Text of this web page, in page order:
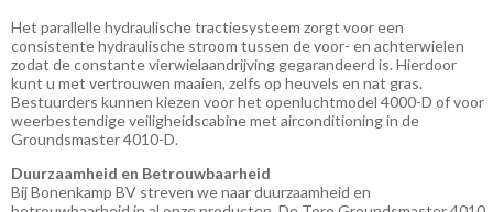
Het parallelle hydraulische tractiesysteem zorgt voor een
consistente hydraulische stroom tussen de voor- en achterwielen
zodat de constante vierwielaandrijving gegarandeerd is. Hierdoor
kunt u met vertrouwen maaien, zelfs op heuvels en nat gras.
Bestuurders kunnen kiezen voor het openluchtmodel 4000-D of voor
weerbestendige veiligheidscabine met airconditioning in de
Groundsmaster 4010-D.
Duurzaamheid en Betrouwbaarheid
Bij Bonenkamp BV streven we naar duurzaamheid en